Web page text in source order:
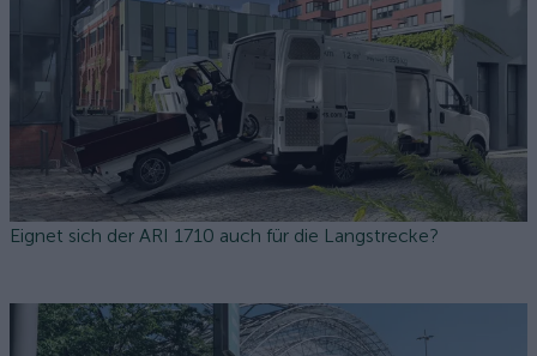
Eignet sich der ARI 1710 auch für die Langstrecke?